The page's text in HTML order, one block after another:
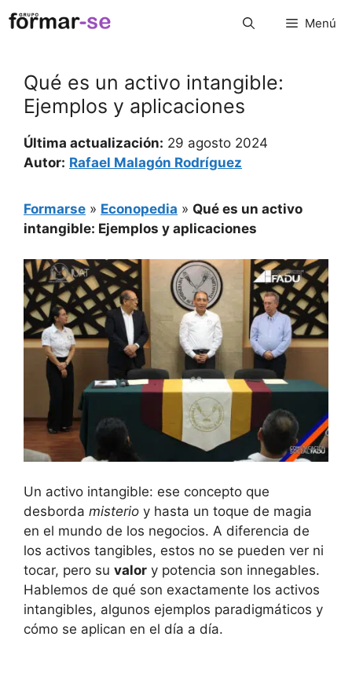
Saltar
al
Menú
Qué es un activo intangible:
Ejemplos y aplicaciones
Última actualización: 29 agosto 2024
Autor: Rafael Malagón Rodríguez
Formarse » Econopedia » Qué es un activo
intangible: Ejemplos y aplicaciones
Un ⁣activo intangible: ese concepto que
desborda misterio y hasta un toque de magia
en el mundo de⁤ los negocios. A diferencia de
los⁢ activos tangibles, estos no se pueden ver ⁢ni
tocar, pero su valor ​y ⁣potencia son ‍innegables.
Hablemos de qué son ⁤exactamente los activos
intangibles, algunos ejemplos paradigmáticos y
cómo se ⁤aplican en el‍ día a‌ día.